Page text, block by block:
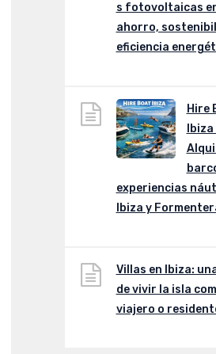
s fotovoltaicas
ahorro,
eficiencia
Hire
Ibiza
experiencias
Ibiza y
Villas en Ibiza:
de vivir la isla
viajero o